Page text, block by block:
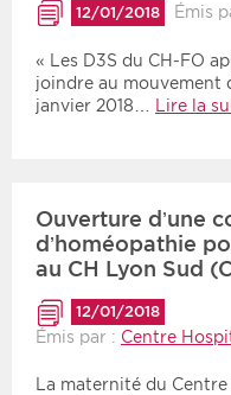
12/01/2018 Émis
« Les D3S du CH-FO
joindre au mouvement
janvier 2018… Lire la
Ouverture d’une
d’homéopathie
au CH Lyon Sud
12/01/2018
Émis par : Centre
La maternité du